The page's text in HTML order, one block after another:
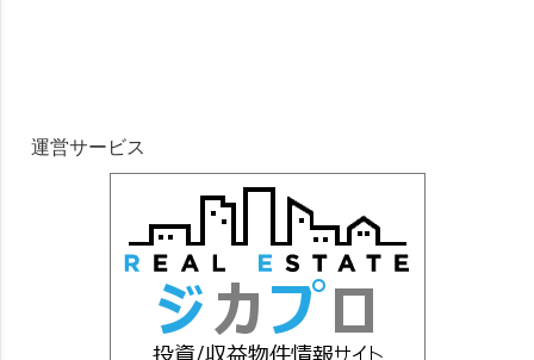
運営サービス